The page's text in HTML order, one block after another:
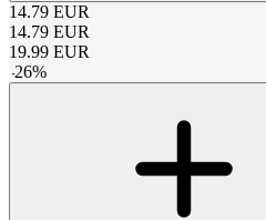
14.79 EUR
14.79 EUR
19.99 EUR
-26%